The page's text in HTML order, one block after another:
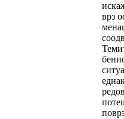
врз